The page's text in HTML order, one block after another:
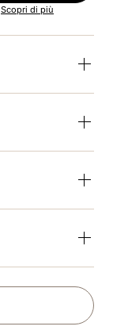
Scopri di più